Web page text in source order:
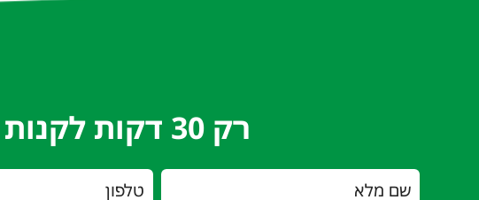
רק 30 דקות לקנות ולפנות את הרכב במחיר הטוב ביותר